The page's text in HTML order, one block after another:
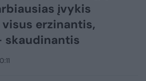
įvykis
erzinantis,
skaudinantis